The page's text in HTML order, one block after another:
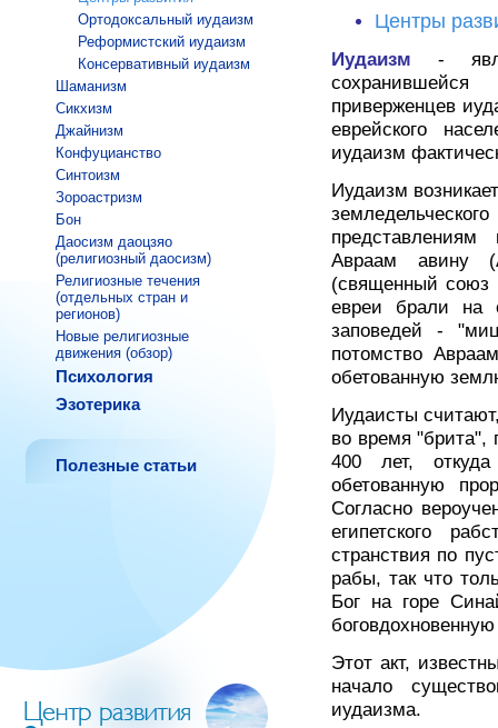
Ортодоксальный иудаизм
Реформистский иудаизм
Консервативный иудаизм
Шаманизм
Сикхизм
Джайнизм
Конфуцианство
Синтоизм
Зороастризм
Бон
Даосизм даоцзяо
(религиозный даосизм)
Религиозные течения
(отдельных стран и
регионов)
Новые религиозные
движения (обзор)
Психология
Эзотерика
Полезные статьи
Центры
Иудаизм -
приверженцев
еврейского
иудаизм
Иудаизм
Авраам авину
(священный союз
евреи брали на
заповедей -
потомство
обетованную
Иудаисты
во время "брита",
400 лет,
обетованную
Согласно
египетского
странствия по
рабы, так что
Бог на горе
Этот акт,
начало
иудаизма.